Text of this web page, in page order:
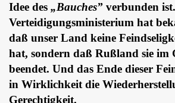
Idee des „Bauches” verbunden
Verteidigungsministerium hat
daß unser Land keine
hat, sondern daß Rußland sie im
beendet. Und das Ende dieser
in Wirklichkeit die
Gerechtigkeit.